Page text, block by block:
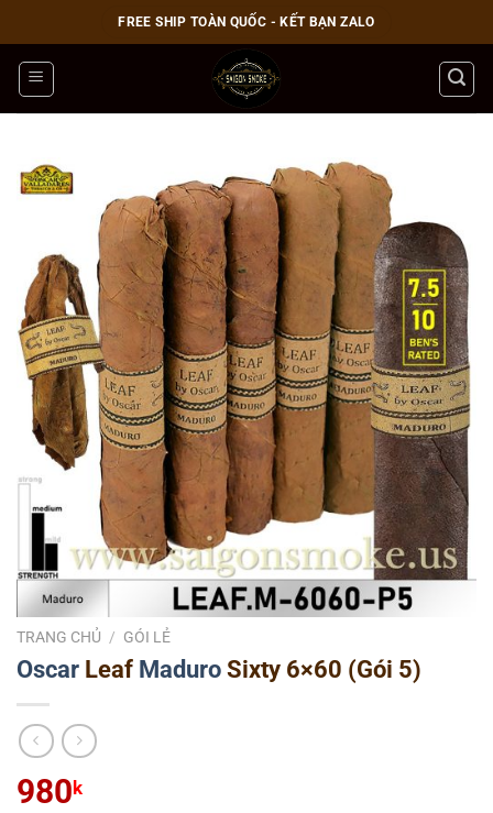
qua
nội
dung
FREE SHIP TOÀN QUỐC - KẾT BẠN ZALO
TRANG CHỦ / GÓI LẺ
Oscar Leaf MaduroSixty 6×60 (Gói 5)
980 k